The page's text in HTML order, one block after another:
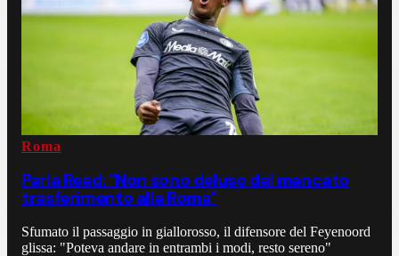
Roma
Parla Read: "Non sono deluso dal mancato
trasferimento alla Roma"
Sfumato il passaggio in giallorosso, il difensore del Feyenoord
glissa: "Poteva andare in entrambi i modi, resto sereno"